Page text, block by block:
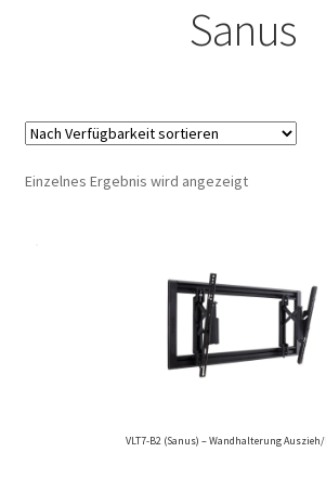
Sanus
Einzelnes Ergebnis wird angezeigt
VLT7-B2 (Sanus) – Wandhalterung